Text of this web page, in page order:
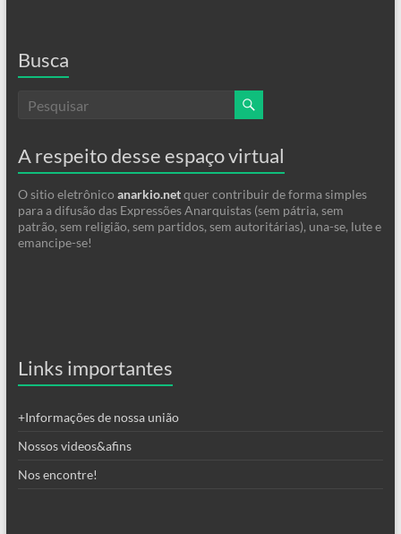
Busca
A respeito desse espaço virtual
O sitio eletrônico anarkio.netquer contribuir de forma simples
para a difusão das Expressões Anarquistas (sem pátria, sem
patrão, sem religião, sem partidos, sem autoritárias), una-se, lute e
emancipe-se!
Links importantes
+Informações de nossa união
Nossos videos&afins
Nos encontre!